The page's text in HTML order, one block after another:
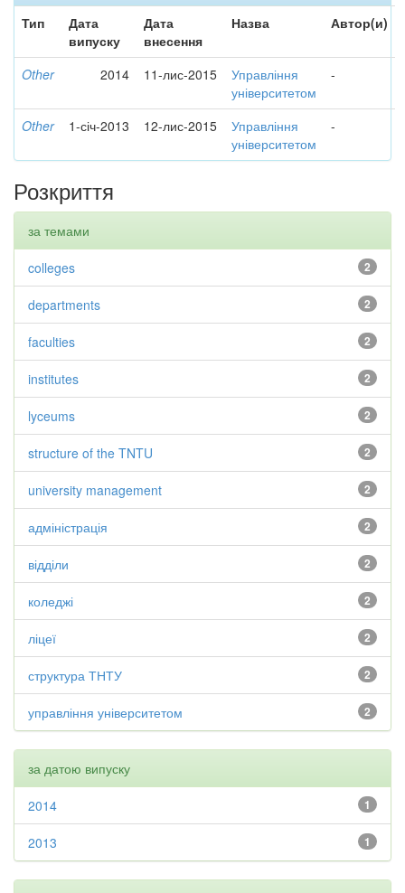
Тип
Дата
випуску
Дата
внесення
Назва Автор(и)
Other 2014 11-лис-2015
Управління
університетом
-
Other 1-січ-2013 12-лис-2015
Управління
університетом
-
Розкриття
за темами
2
colleges
2
departments
2
faculties
2
institutes
2
lyceums
2
structure of the TNTU
2
university management
2
адміністрація
2
відділи
2
коледжі
2
ліцеї
2
структура ТНТУ
2
управління університетом
за датою випуску
1
2014
1
2013